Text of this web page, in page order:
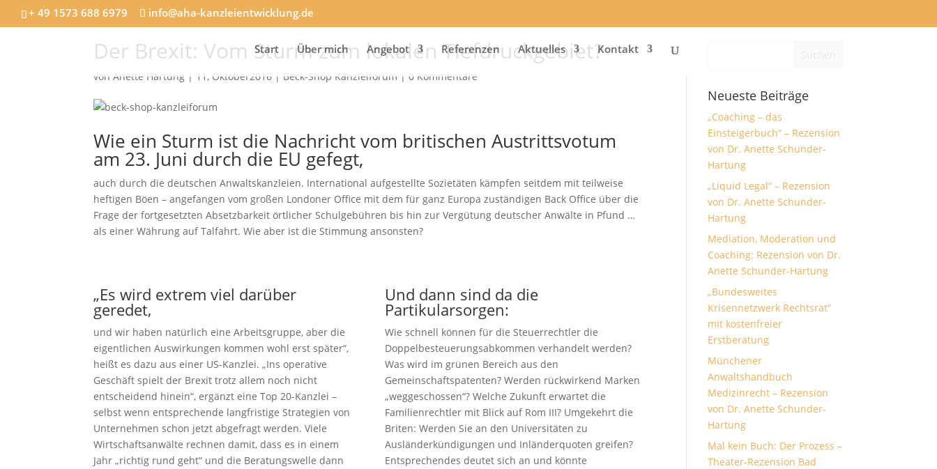
+ 49 1573 688 6979 info@aha-kanzleientwicklung.de
Start Über mich Angebot Referenzen Aktuelles Kontakt
Der Brexit: Vom Sturm zum lokalen Tiefdruckgebiet?
vonAnette Hartung | 11, Oktober2016 | Beck-Shop Kanzleiforum |0 Kommentare
Wie ein Sturm ist die Nachricht vom britischen Austrittsvotum
am 23. Juni durch die EU gefegt,
auch durch die deutschen Anwaltskanzleien. International aufgestellte Sozietäten kämpfen seitdem mit teilweise
heftigen Böen – angefangen vom großen Londoner Office mit dem für ganz Europa zuständigen Back Office über die
Frage der fortgesetzten Absetzbarkeit örtlicher Schulgebühren bis hin zur Vergütung deutscher Anwälte in Pfund …
als einer Währung auf Talfahrt. Wie aber ist die Stimmung ansonsten?
„Es wird extrem viel darüber
geredet,
und wir haben natürlich eine Arbeitsgruppe, aber die
eigentlichen Auswirkungen kommen wohl erst später“,
heißt es dazu aus einer US-Kanzlei. „Ins operative
Geschäft spielt der Brexit trotz allem noch nicht
entscheidend hinein“, ergänzt eine Top 20-Kanzlei –
selbst wenn entsprechende langfristige Strategien von
Unternehmen schon jetzt abgefragt werden. Viele
Wirtschaftsanwälte rechnen damit, dass es in einem
Jahr „richtig rund geht“ und die Beratungswelle dann
Und dann sind da die
Partikularsorgen:
Wie schnell können für die Steuerrechtler die
Doppelbesteuerungsabkommen verhandelt werden?
Was wird im grünen Bereich aus den
Gemeinschaftspatenten? Werden rückwirkend Marken
„weggeschossen“? Welche Zukunft erwartet die
Familienrechtler mit Blick auf Rom III? Umgekehrt die
Briten: Werden Sie an den Universitäten zu
Ausländerkündigungen und Inländerquoten greifen?
Entsprechendes deutet sich an und könnte
Neueste Beiträge
„Coaching – das
Einsteigerbuch“ – Rezension
von Dr. Anette Schunder-
Hartung
„Liquid Legal“ – Rezension
von Dr. Anette Schunder-
Hartung
Mediation, Moderation und
Coaching: Rezension von Dr.
Anette Schunder-Hartung
„Bundesweites
Krisennetzwerk Rechtsrat“
mit kostenfreier
Erstberatung
Münchener
Anwaltshandbuch
Medizinrecht – Rezension
von Dr. Anette Schunder-
Hartung
Mal kein Buch: Der Prozess –
Theater-Rezension Bad